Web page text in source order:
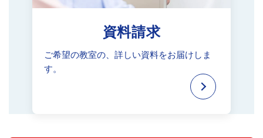
資料請求
ご希望の教室の、 詳しい資料をお届けしま
す。